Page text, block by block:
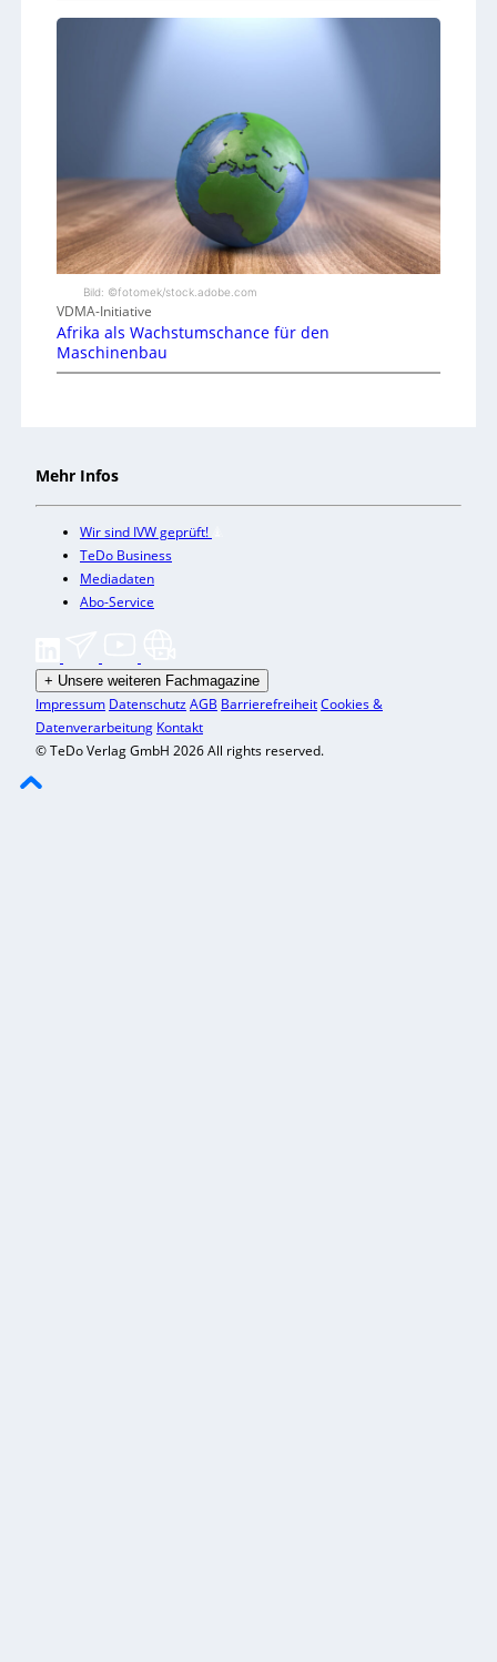
Bild: ©fotomek/stock.adobe.com
VDMA-Initiative
Afrika als Wachstumschance für den
Maschinenbau
Mehr Infos
Wir sind IVW geprüft!
TeDo Business
Mediadaten
Abo-Service
+ Unsere weiteren Fachmagazine
Impressum DatenschutzAGB BarrierefreiheitCookies &
Datenverarbeitung Kontakt
© TeDo Verlag GmbH 2026 All rights reserved.